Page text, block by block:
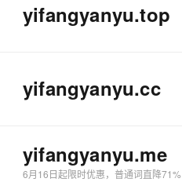
yifangyanyu.top
yifangyanyu.cc
yifangyanyu.me
6月16日起限时优惠，普通词直降71%